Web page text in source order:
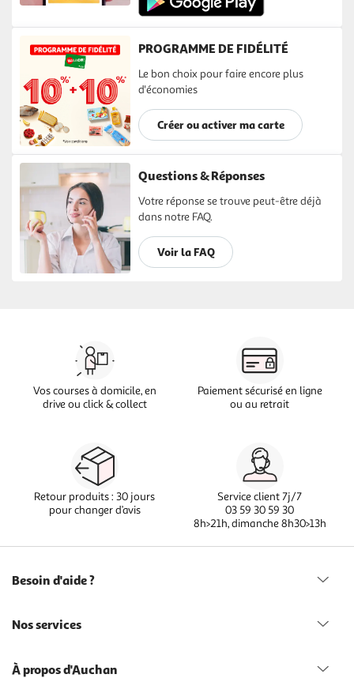
PROGRAMME DE FIDÉLITÉ
Le bon choix pour faire encore plus
d'économies
Créer ou activer ma carte
Questions & Réponses
Votre réponse se trouve peut-être déjà
dans notre FAQ.
Voir la FAQ
Vos courses à domicile, en
drive ou click & collect
Paiement sécurisé en ligne
ou au retrait
Retour produits : 30 jours
pour changer d’avis
Service client 7j/7
03 59 30 59 30
8h>21h, dimanche 8h30>13h
Besoin d'aide ?
Nos services
À propos d'Auchan